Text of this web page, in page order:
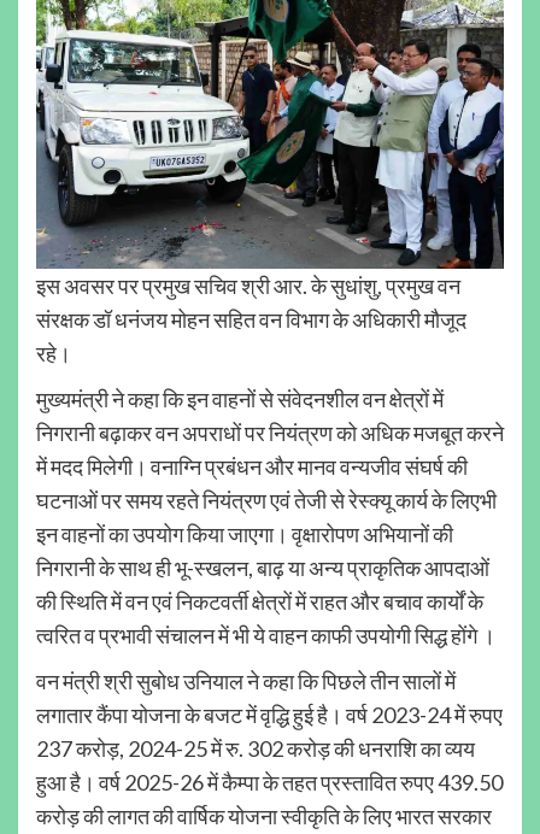
इस अवसर पर प्रमुख सचिव श्री आर. के सुधांशु, प्रमुख वन
संरक्षक डॉ धनंजय मोहन सहित वन विभाग के अधिकारी मौजूद
रहे।
मुख्यमंत्री ने कहा कि इन वाहनों से संवेदनशील वन क्षेत्रों में
निगरानी बढ़ाकर वन अपराधों पर नियंत्रण को अधिक मजबूत करने
में मदद मिलेगी। वनाग्नि प्रबंधन और मानव वन्यजीव संघर्ष की
घटनाओं पर समय रहते नियंत्रण एवं तेजी से रेस्क्यू कार्य के लिएभी
इन वाहनों का उपयोग किया जाएगा। वृक्षारोपण अभियानों की
निगरानी के साथ ही भू-स्खलन, बाढ़ या अन्य प्राकृतिक आपदाओं
की स्थिति में वन एवं निकटवर्ती क्षेत्रों में राहत और बचाव कार्यों के
त्वरित व प्रभावी संचालन में भी ये वाहन काफी उपयोगी सिद्ध होंगे ।
वन मंत्री श्री सुबोध उनियाल ने कहा कि पिछले तीन सालों में
लगातार कैंपा योजना के बजट में वृद्धि हुई है। वर्ष 2023-24 में रुपए
237 करोड़, 2024-25 में रु. 302 करोड़ की धनराशि का व्यय
हुआ है। वर्ष 2025-26 में कैम्पा के तहत प्रस्तावित रुपए 439.50
करोड़ की लागत की वार्षिक योजना स्वीकृति के लिए भारत सरकार